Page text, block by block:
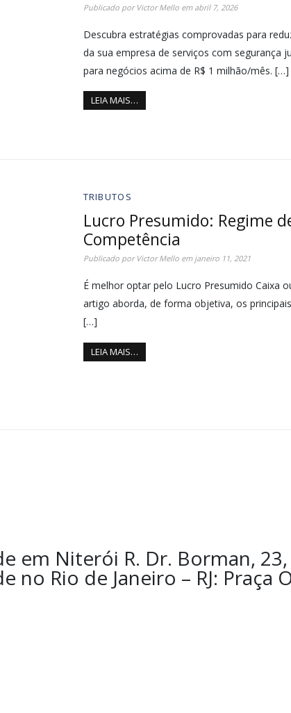
Publicado por Victor Melloem abril 7, 2026
Descubra estratégias comprovadas para
da sua empresa de serviços com segurança
para negócios acima de R$ 1 milhão/mês. […]
LEIA MAIS…
TRIBUTOS
Lucro Presumido: Regime
Competência
Publicado por Victor Melloem janeiro 11, 2021
É melhor optar pelo Lucro Presumido Caixa
artigo aborda, de forma objetiva, os
[…]
LEIA MAIS…
em Niterói R. Dr. Borman,
Rio de Janeiro – RJ: Praça